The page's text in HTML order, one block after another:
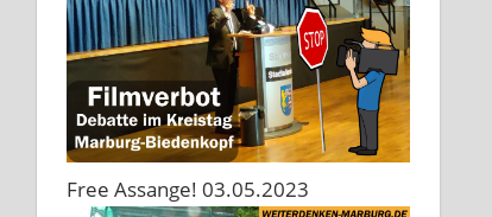
Free Assange! 03.05.2023